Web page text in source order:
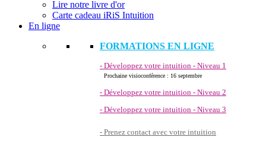
Lire notre livre d'or
Carte cadeau iRiS Intuition
En ligne
FORMATIONS EN LIGNE
- Développez votre intuition - Niveau 1
Prochaine visioconférence : 16 septembre
- Développez votre intuition - Niveau 2
- Développez votre intuition - Niveau 3
- Prenez contact avec votre intuition